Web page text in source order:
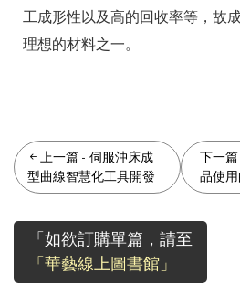
工成形性以及高的回收率等，故
理想的材料之一。
上一篇 - 伺服沖床成
型曲線智慧化工具開發
下一篇
品使
「如欲訂購單篇，請至
「華藝線上圖書館」